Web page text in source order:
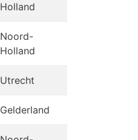
Holland
Noord-
Holland
Utrecht
Gelderland